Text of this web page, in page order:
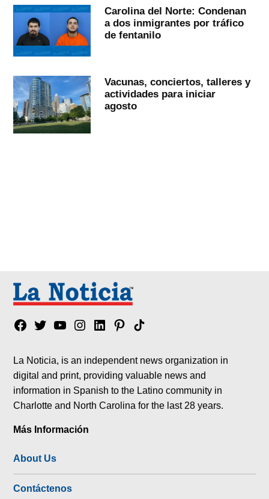
Carolina del Norte: Condenan
a dos inmigrantes por tráfico
de fentanilo
Vacunas, conciertos, talleres y
actividades para iniciar
agosto
Facebook
TwitterYouTubeInstagram
LinkedinPinterest
Tik
La Noticia, is an independent news organization in
digital and print, providing valuable news and
information in Spanish to the Latino community in
Charlotte and North Carolina for the last 28 years.
Más Información
About Us
Contáctenos